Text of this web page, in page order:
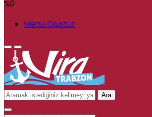
%0
Menü Oluştur
Ara